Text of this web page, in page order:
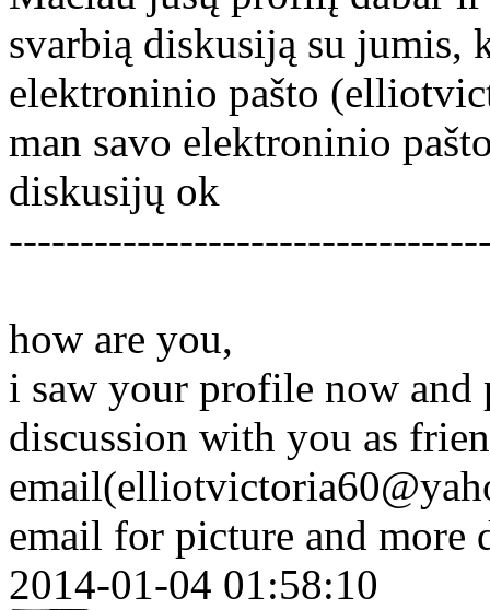
svarbią diskusiją su jumis,
elektroninio pašto
man savo elektroninio
diskusijų ok
how are you,
i saw your profile now and
discussion with you as
email for picture and more
2014-01-04 01:58:10